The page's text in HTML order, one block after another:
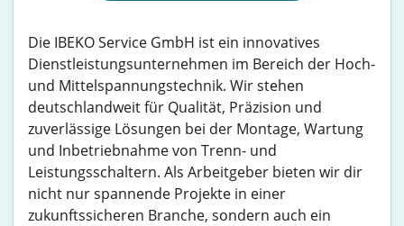
Die IBEKO Service GmbH ist ein innovatives
Dienstleistungsunternehmen im Bereich der Hoch-
und Mittelspannungstechnik. Wir stehen
deutschlandweit für Qualität, Präzision und
zuverlässige Lösungen bei der Montage, Wartung
und Inbetriebnahme von Trenn- und
Leistungsschaltern. Als Arbeitgeber bieten wir dir
nicht nur spannende Projekte in einer
zukunftssicheren Branche, sondern auch ein